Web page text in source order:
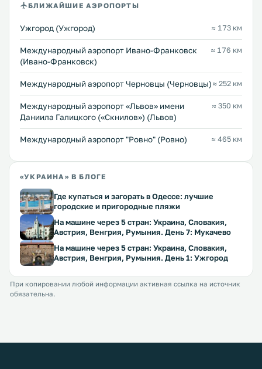
БЛИЖАЙШИЕ АЭРОПОРТЫ
Ужгород (Ужгород) ≈ 173 км
Международный аэропорт Ивано-Франковск
(Ивано-Франковск)
≈ 176 км
Международный аэропорт Черновцы (Черновцы) ≈ 252 км
Междунарoдный аэропорт «Львов» имени
Даниила Галицкого («Скнилов») (Львов)
≈ 350 км
Междунарoдный аэропорт "Ровно" (Ровно) ≈ 465 км
«УКРАИНА» В БЛОГЕ
Где купаться и загорать в Одессе: лучшие
городские и пригородные пляжи
На машине через 5 стран: Украина, Словакия,
Австрия, Венгрия, Румыния. День 7: Мукачево
На машине через 5 стран: Украина, Словакия,
Австрия, Венгрия, Румыния. День 1: Ужгород
При копировании любой информации активная ссылка на источник
обязательна.